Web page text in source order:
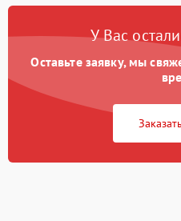
У Вас
Оставьте заявку, мы